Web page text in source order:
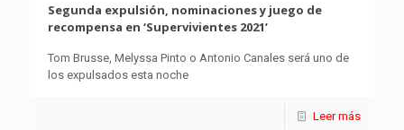
Segunda expulsión, nominaciones y juego de
recompensa en ‘Supervivientes 2021’
Tom Brusse, Melyssa Pinto o Antonio Canales será uno de
los expulsados esta noche
Leer más